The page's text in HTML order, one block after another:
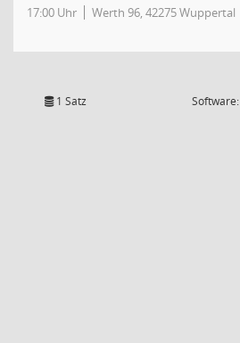
17:00 Uhr Werth 96, 42275 Wuppertal
1 Satz Software: